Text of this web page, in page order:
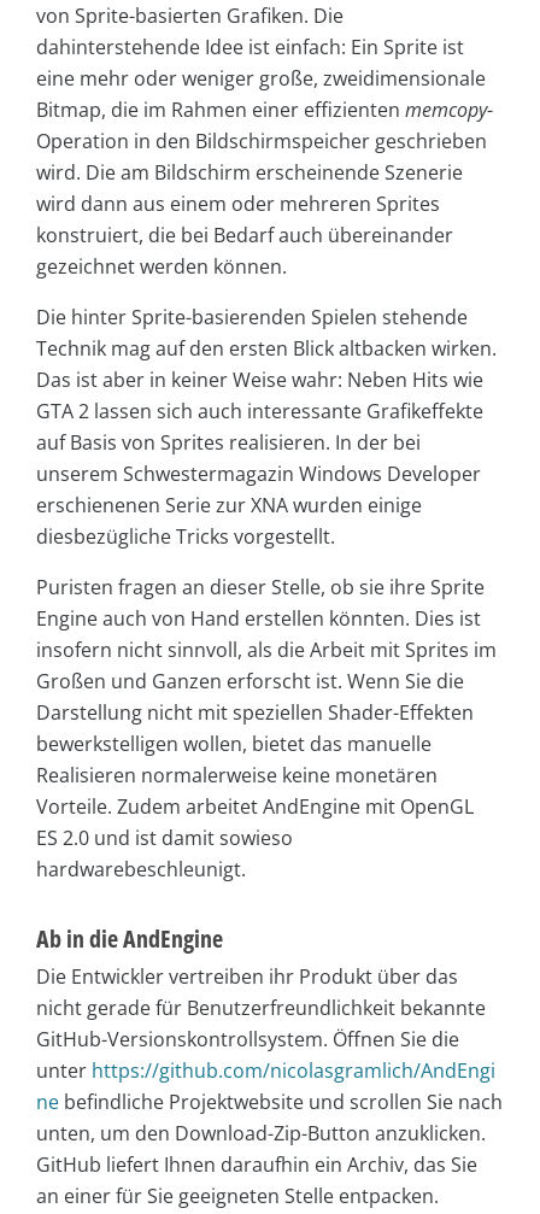
von Sprite-basierten Grafiken. Die
dahinterstehende Idee ist einfach: Ein Sprite ist
eine mehr oder weniger große, zweidimensionale
Bitmap, die im Rahmen einer effizienten memcopy-
Operation in den Bildschirmspeicher geschrieben
wird. Die am Bildschirm erscheinende Szenerie
wird dann aus einem oder mehreren Sprites
konstruiert, die bei Bedarf auch übereinander
gezeichnet werden können.
Die hinter Sprite-basierenden Spielen stehende
Technik mag auf den ersten Blick altbacken wirken.
Das ist aber in keiner Weise wahr: Neben Hits wie
GTA 2 lassen sich auch interessante Grafikeffekte
auf Basis von Sprites realisieren. In der bei
unserem Schwestermagazin Windows Developer
erschienenen Serie zur XNA wurden einige
diesbezügliche Tricks vorgestellt.
Puristen fragen an dieser Stelle, ob sie ihre Sprite
Engine auch von Hand erstellen könnten. Dies ist
insofern nicht sinnvoll, als die Arbeit mit Sprites im
Großen und Ganzen erforscht ist. Wenn Sie die
Darstellung nicht mit speziellen Shader-Effekten
bewerkstelligen wollen, bietet das manuelle
Realisieren normalerweise keine monetären
Vorteile. Zudem arbeitet AndEngine mit OpenGL
ES 2.0 und ist damit sowieso
hardwarebeschleunigt.
Ab in die AndEngine
Die Entwickler vertreiben ihr Produkt über das
nicht gerade für Benutzerfreundlichkeit bekannte
GitHub-Versionskontrollsystem. Öffnen Sie die
unter https://github.com/nicolasgramlich/AndEngi
ne befindliche Projektwebsite und scrollen Sie nach
unten, um den Download-Zip-Button anzuklicken.
GitHub liefert Ihnen daraufhin ein Archiv, das Sie
an einer für Sie geeigneten Stelle entpacken.